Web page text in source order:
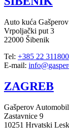
Auto kuća Gašperov
Vrpoljački put 3
22000 Šibenik
Tel: +385 22 311800
E-mail:
ZAGREB
Gašperov
Zastavnice 9
10251 Hrvatski